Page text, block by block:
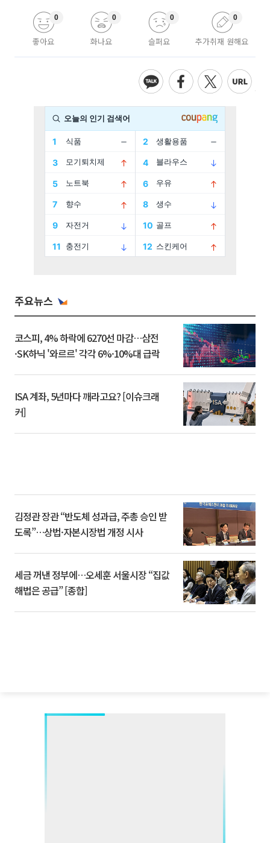
좋아요
0
화나요
0
슬퍼요
0
추가취재 원해요
0
주요뉴스
코스피, 4% 하락에 6270선 마감…삼전
·SK하닉 '와르르' 각각 6%·10%대 급락
ISA 계좌, 5년마다 깨라고요? [이슈크래
커]
김정관 장관 “반도체 성과급, 주총 승인 받
도록”…상법·자본시장법 개정 시사
세금 꺼낸 정부에…오세훈 서울시장 “집값
해법은 공급” [종합]